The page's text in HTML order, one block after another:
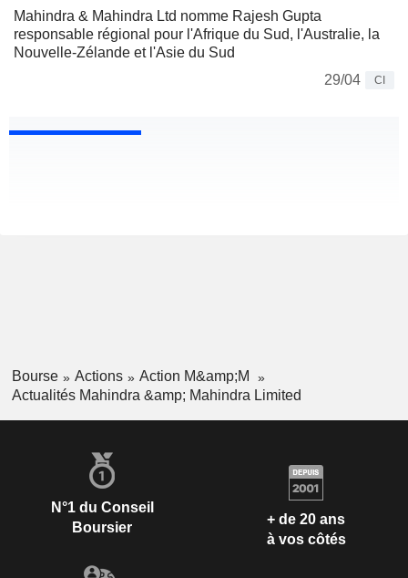
Mahindra & Mahindra Ltd nomme Rajesh Gupta
responsable régional pour l'Afrique du Sud, l'Australie, la
Nouvelle-Zélande et l'Asie du Sud
29/04
CI
Bourse Actions
Action M&amp;M
Actualités Mahindra &amp; Mahindra Limited
N°1 du Conseil
Boursier
+ de 20 ans
à vos côtés